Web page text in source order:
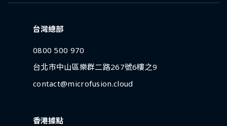
台灣總部
0800 500 970
台北市中山區樂群二路267號6樓之9
contact@microfusion.cloud
香港據點